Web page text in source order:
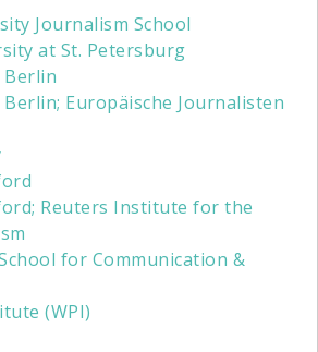
Journalism School
at St. Petersburg
Berlin
Europäische Journalisten
Reuters Institute for the
for Communication &
(WPI)